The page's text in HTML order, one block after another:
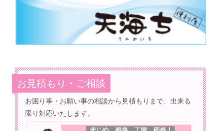
お見積もり・ご相談
お困り事・お願い事の相談から見積もりまで、出来る
限り対応いたします。